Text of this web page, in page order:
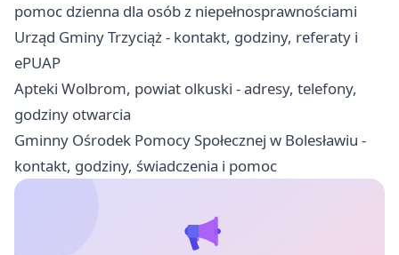
pomoc dzienna dla osób z niepełnosprawnościami
Urząd Gminy Trzyciąż - kontakt, godziny, referaty i
ePUAP
Apteki Wolbrom, powiat olkuski - adresy, telefony,
godziny otwarcia
Gminny Ośrodek Pomocy Społecznej w Bolesławiu -
kontakt, godziny, świadczenia i pomoc